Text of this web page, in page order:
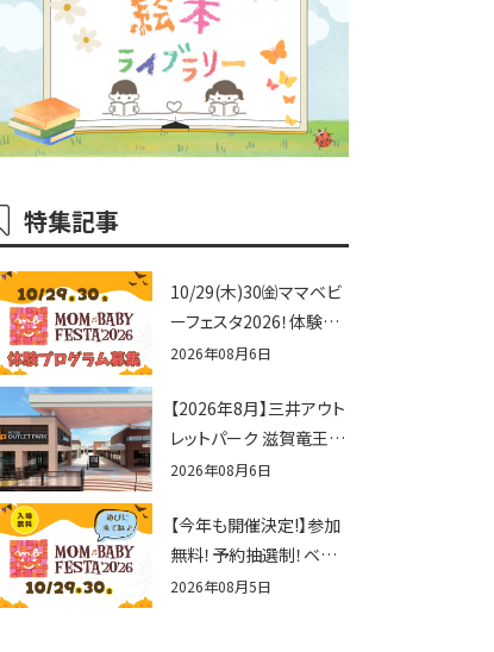
特集記事
10/29(木)30㈮ママベビ
ーフェスタ2026！体験プ
ログラム募集♪赤ちゃん
せんか？
2026年08月6日
【2026年8月】三井アウト
レットパーク 滋賀竜王の
夏休みイベントまとめ！
辛グルメ・フォトコンテス
トまで盛りだくさん！
2026年08月6日
【今年も開催決定!】参加
無料！予約抽選制！ベビ
ーファミリー必見☆入場
2026年08月5日